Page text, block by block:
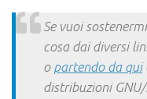
Se vuoi
cosa dai diversi
o partendo da qui
distribuzioni